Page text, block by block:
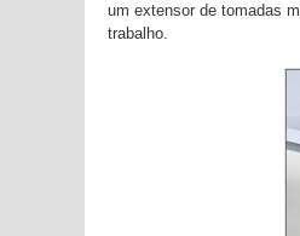
um extensor de tomadas
trabalho.